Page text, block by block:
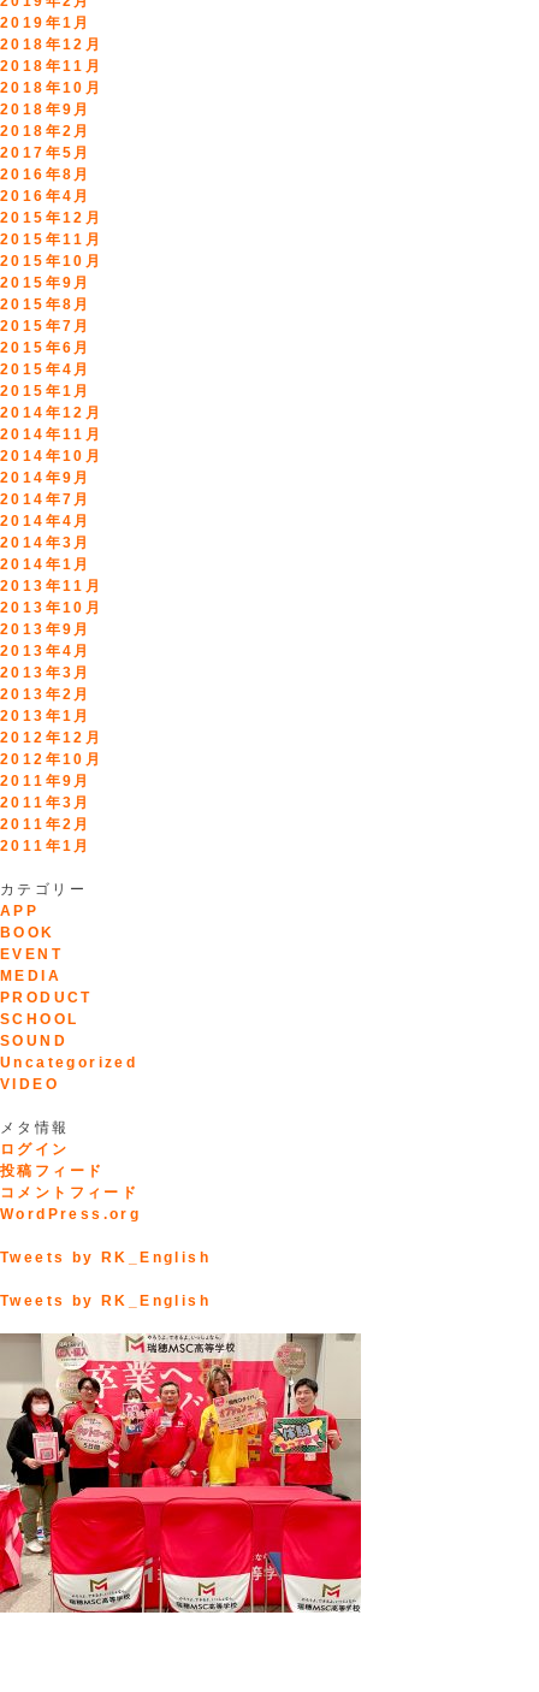
2019年1月
2018年12月
2018年11月
2018年10月
2018年9月
2018年2月
2017年5月
2016年8月
2016年4月
2015年12月
2015年11月
2015年10月
2015年9月
2015年8月
2015年7月
2015年6月
2015年4月
2015年1月
2014年12月
2014年11月
2014年10月
2014年9月
2014年7月
2014年4月
2014年3月
2014年1月
2013年11月
2013年10月
2013年9月
2013年4月
2013年3月
2013年2月
2013年1月
2012年12月
2012年10月
2011年9月
2011年3月
2011年2月
2011年1月
カテゴリー
APP
BOOK
EVENT
MEDIA
PRODUCT
SCHOOL
SOUND
Uncategorized
VIDEO
メタ情報
ログイン
投稿フィード
コメントフィード
WordPress.org
Tweets by RK_English
Tweets by RK_English